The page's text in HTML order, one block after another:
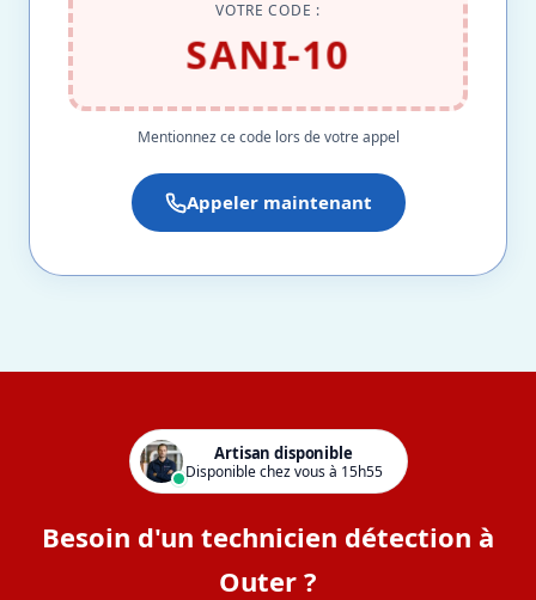
VOTRE CODE :
SANI-10
Mentionnez ce code lors de votre appel
Appeler maintenant
Artisan disponible
Disponible chez vous à 15h55
Besoin d'un technicien détection à
Outer ?